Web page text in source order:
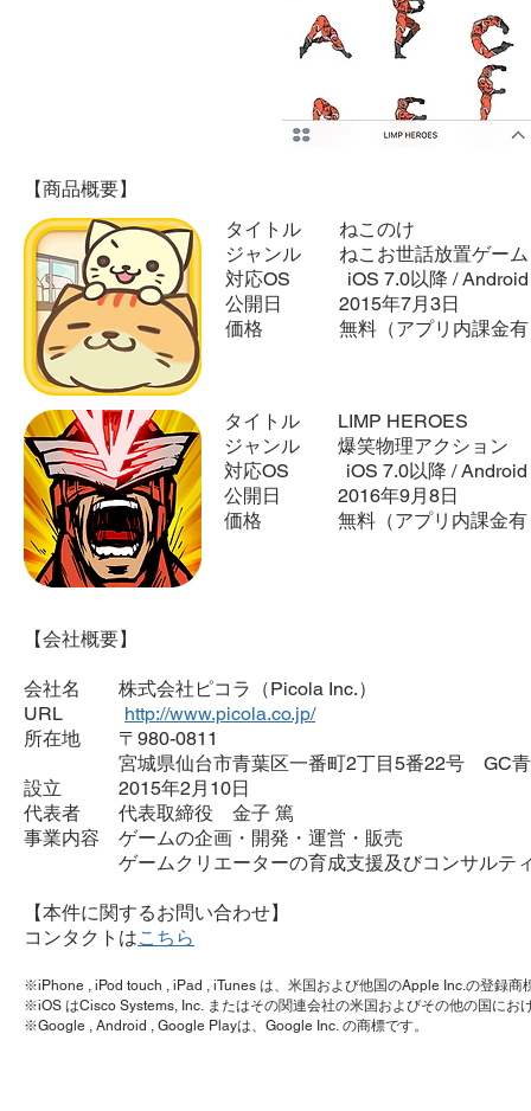
【商品概要】
タイトル ねこのけ
ジャンル ねこお世話放置ゲーム
対応OS iOS 7.0以降 / Android
公開日 2015年7月3日
価格 無料（アプリ内課金有
タイトル LIMP HEROES
ジャンル 爆笑物理アクション
対応OS iOS 7.0以降 / Android
公開日 2016年9月8日
価格 無料（アプリ内課金有
【会社概要】
会社名 株式会社ピコラ（Picola Inc.）
URL http://www.picola.co.jp/
所在地 〒980-0811
宮城県仙台市青葉区一番町2丁目5番22号 GC青
設立 2015年2月10日
代表者 代表取締役 金子 篤
事業内容 ゲームの企画・開発・運営・販売
ゲームクリエーターの育成支援及びコンサルテ
【本件に関するお問い合わせ】
コンタクトはこちら
※iPhone , iPod touch , iPad , iTunes は、米国および他国のApple Inc.の登録商
※iOS はCisco Systems, Inc. またはその関連会社の米国およびその他の国にお
※Google , Android , Google Playは、Google Inc. の商標です。